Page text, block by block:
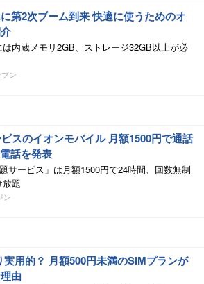
第2次ブーム到来 快適に使うためのオ
内蔵メモリ2GB、ストレージ32GB以上が必
ン
スのイオンモバイル 月額1500円で通話
話を発表
サービス」は月額1500円で24時間、回数無制
題
ン
実用的？ 月額500円未満のSIMプランが
由